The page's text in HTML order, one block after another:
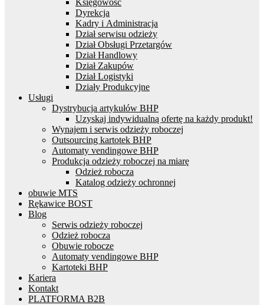
Księgowość
Dyrekcja
Kadry i Administracja
Dział serwisu odzieży
Dział Obsługi Przetargów
Dział Handlowy
Dział Zakupów
Dział Logistyki
Działy Produkcyjne
Usługi
Dystrybucja artykułów BHP
Uzyskaj indywidualną ofertę na każdy produkt!
Wynajem i serwis odzieży roboczej
Outsourcing kartotek BHP
Automaty vendingowe BHP
Produkcja odzieży roboczej na miarę
Odzież robocza
Katalog odzieży ochronnej
obuwie MTS
Rękawice BOST
Blog
Serwis odzieży roboczej
Odzież robocza
Obuwie robocze
Automaty vendingowe BHP
Kartoteki BHP
Kariera
Kontakt
PLATFORMA B2B